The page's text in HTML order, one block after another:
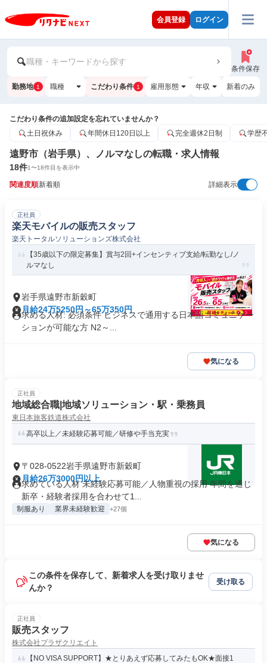
会員登録 ログイン
職種・キーワードから探す
条件保存
勤務地 1 職種 こだわり条件 1 雇用形態 年収 新着のみ
こだわり条件の追加設定を忘れていませんか？
土日祝休み
年間休日120日以上 完全週休2日制 学歴
遠野市（岩手県）、ノルマなしの転職・求人情報
18件1〜18件目を表示中
関連度順新着順 詳細表示
正社員
楽天モバイルの販売スタッフ
楽天トータルソリューションズ株式会社
【35歳以下の限定募集】賞与2回+インセンティブ支給/転勤なし/ノ
ルマなし
岩手県遠野市新穀町
月給24万5250円～65万350円
求める人材: 必須条件 ビジネスで通用する日本語コミュニケー
ションが可能な方 N2～...
気になる
正社員
地域総合職|地域ソリューション・駅・乗務員
東日本旅客鉄道株式会社
高卒以上／未経験応募可能／研修や手当充実
〒028-0522岩手県遠野市新穀町
月給26万3000円以上
求めている人材 未経験応募可能／人物重視の採用 年間を通じ
新卒・経験者採用を合わせて1...
制服あり 業界未経験歓迎 +27個
気になる
この条件を保存して、新着求人を受け取りませ
んか？
受け取る
正社員
販売スタッフ
株式会社プラザクリエイト
【NO VISA SUPPORT】★とりあえず応募してみたもOK★面接1